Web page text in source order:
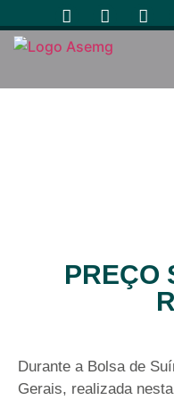
PREÇO
Durante a Bolsa de
Gerais, realizada